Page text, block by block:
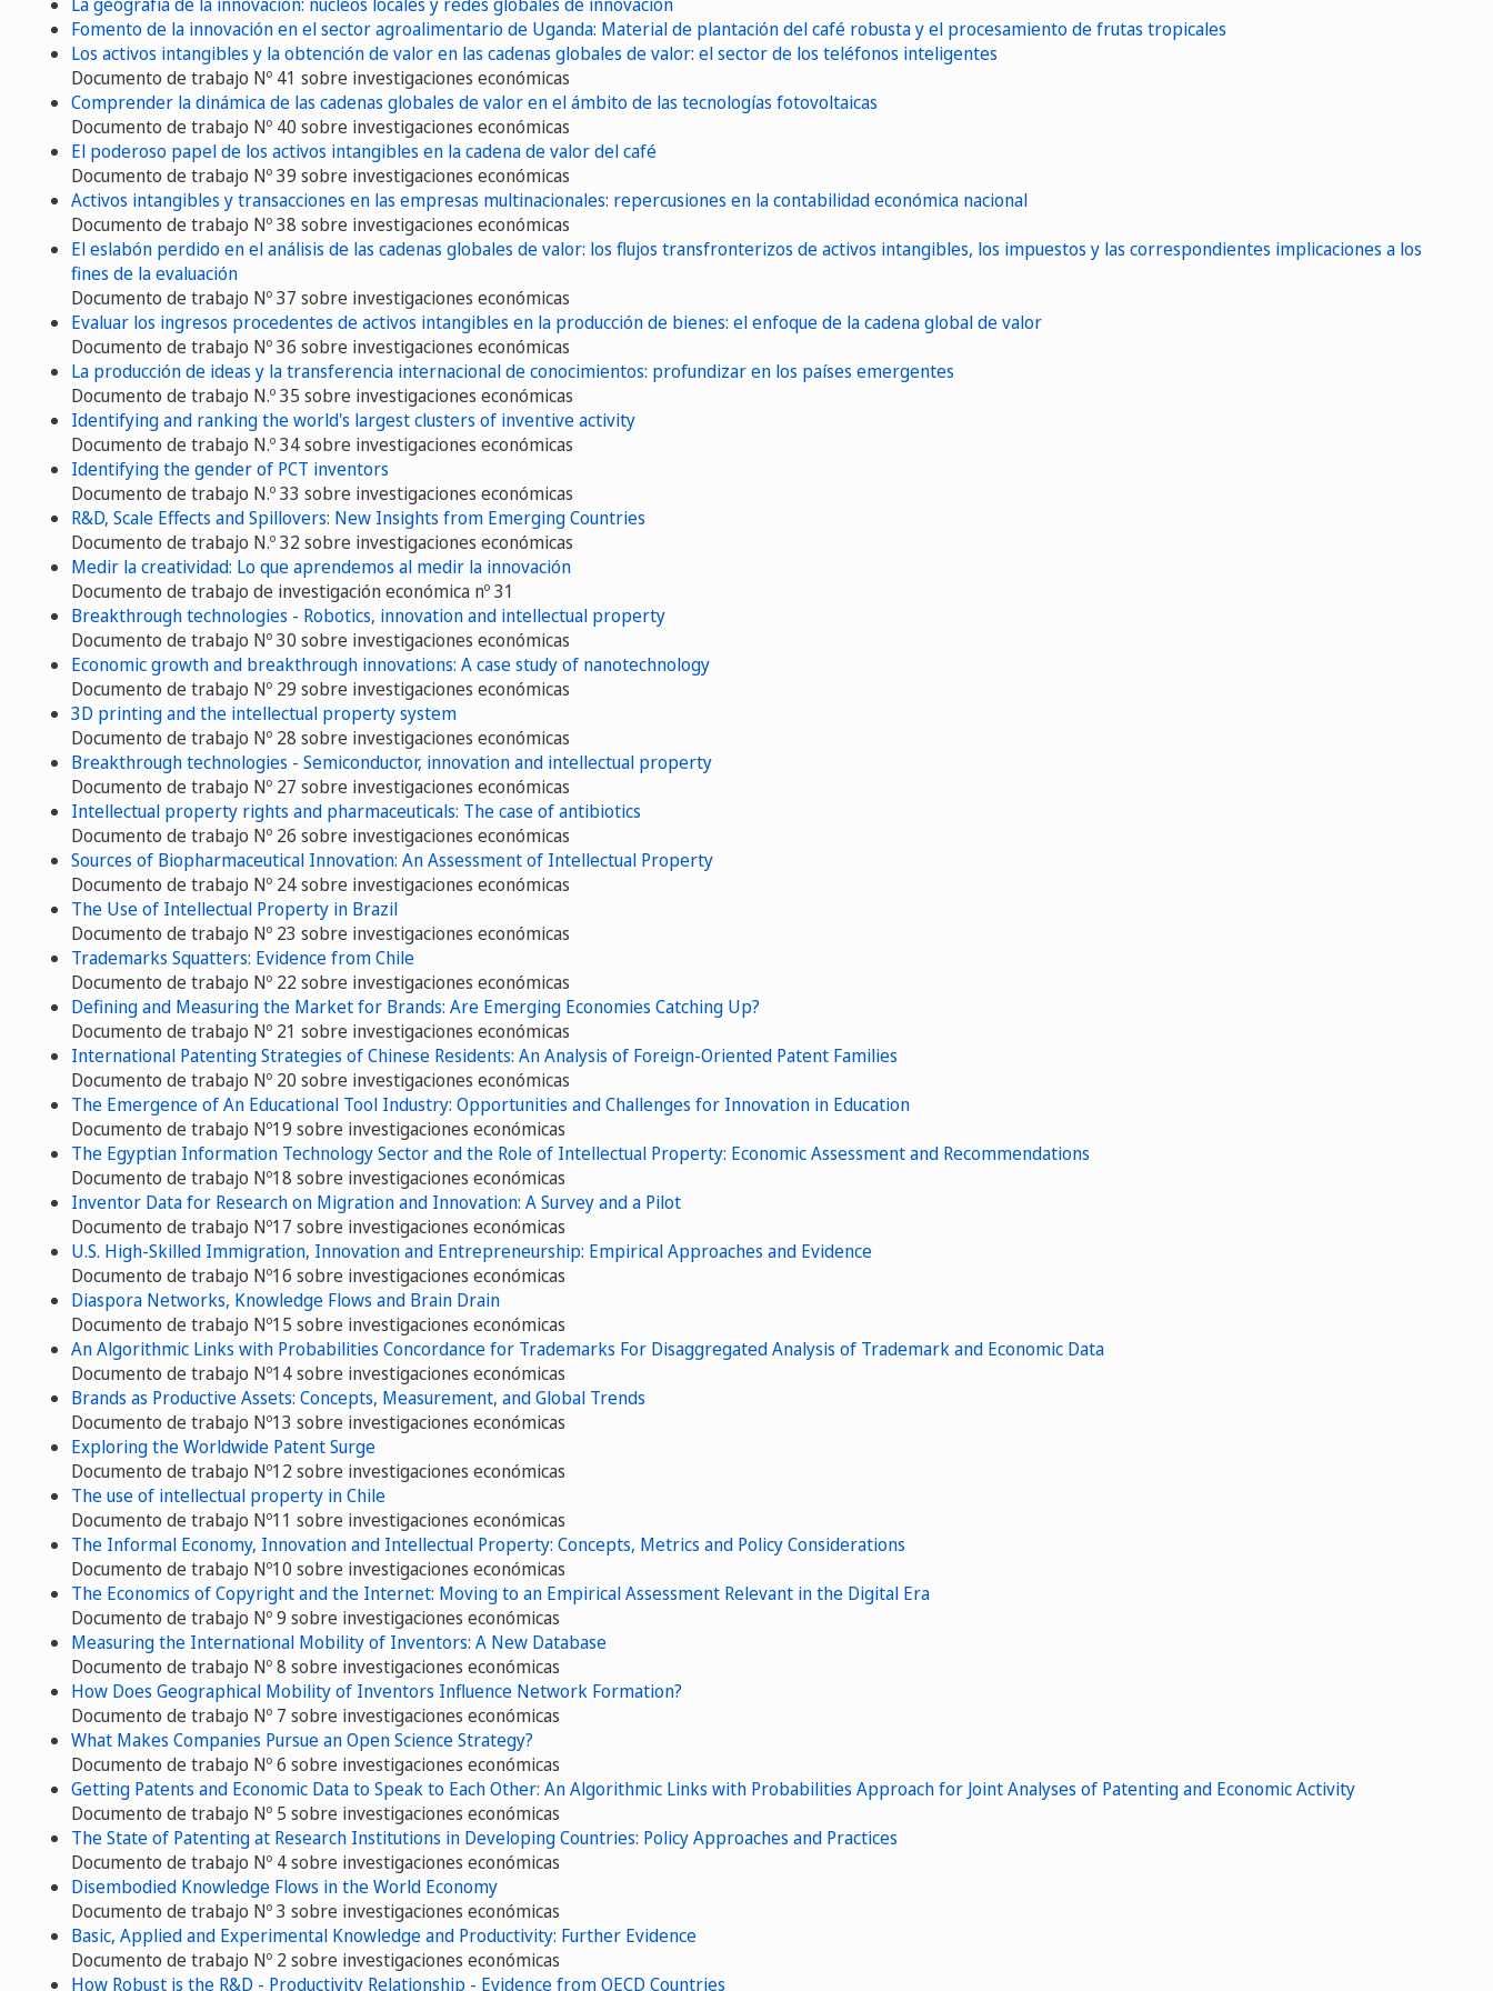
Fomento de la innovación en el sector agroalimentario de Uganda: Material de plantación del café robusta y el procesamiento de frutas tropicales
Los activos intangibles y la obtención de valor en las cadenas globales de valor: el sector de los teléfonos inteligentes
Documento de trabajo Nº 41 sobre investigaciones económicas
Comprender la dinámica de las cadenas globales de valor en el ámbito de las tecnologías fotovoltaicas
Documento de trabajo Nº 40 sobre investigaciones económicas
El poderoso papel de los activos intangibles en la cadena de valor del café
Documento de trabajo Nº 39 sobre investigaciones económicas
Activos intangibles y transacciones en las empresas multinacionales: repercusiones en la contabilidad económica nacional
Documento de trabajo Nº 38 sobre investigaciones económicas
El eslabón perdido en el análisis de las cadenas globales de valor: los flujos transfronterizos de activos intangibles, los impuestos y las correspondientes implicaciones a los
fines de la evaluación
Documento de trabajo Nº 37 sobre investigaciones económicas
Evaluar los ingresos procedentes de activos intangibles en la producción de bienes: el enfoque de la cadena global de valor
Documento de trabajo Nº 36 sobre investigaciones económicas
La producción de ideas y la transferencia internacional de conocimientos: profundizar en los países emergentes
Documento de trabajo N.º 35 sobre investigaciones económicas
Identifying and ranking the world's largest clusters of inventive activity
Documento de trabajo N.º 34 sobre investigaciones económicas
Identifying the gender of PCT inventors
Documento de trabajo N.º 33 sobre investigaciones económicas
R&D, Scale Effects and Spillovers: New Insights from Emerging Countries
Documento de trabajo N.º 32 sobre investigaciones económicas
Medir la creatividad: Lo que aprendemos al medir la innovación
Documento de trabajo de investigación económica nº 31
Breakthrough technologies - Robotics, innovation and intellectual property
Documento de trabajo Nº 30 sobre investigaciones económicas
Economic growth and breakthrough innovations: A case study of nanotechnology
Documento de trabajo Nº 29 sobre investigaciones económicas
3D printing and the intellectual property system
Documento de trabajo Nº 28 sobre investigaciones económicas
Breakthrough technologies - Semiconductor, innovation and intellectual property
Documento de trabajo Nº 27 sobre investigaciones económicas
Intellectual property rights and pharmaceuticals: The case of antibiotics
Documento de trabajo Nº 26 sobre investigaciones económicas
Sources of Biopharmaceutical Innovation: An Assessment of Intellectual Property
Documento de trabajo Nº 24 sobre investigaciones económicas
The Use of Intellectual Property in Brazil
Documento de trabajo Nº 23 sobre investigaciones económicas
Trademarks Squatters: Evidence from Chile
Documento de trabajo Nº 22 sobre investigaciones económicas
Defining and Measuring the Market for Brands: Are Emerging Economies Catching Up?
Documento de trabajo Nº 21 sobre investigaciones económicas
International Patenting Strategies of Chinese Residents: An Analysis of Foreign-Oriented Patent Families
Documento de trabajo Nº 20 sobre investigaciones económicas
The Emergence of An Educational Tool Industry: Opportunities and Challenges for Innovation in Education
Documento de trabajo Nº19 sobre investigaciones económicas
The Egyptian Information Technology Sector and the Role of Intellectual Property: Economic Assessment and Recommendations
Documento de trabajo Nº18 sobre investigaciones económicas
Inventor Data for Research on Migration and Innovation: A Survey and a Pilot
Documento de trabajo Nº17 sobre investigaciones económicas
U.S. High-Skilled Immigration, Innovation and Entrepreneurship: Empirical Approaches and Evidence
Documento de trabajo Nº16 sobre investigaciones económicas
Diaspora Networks, Knowledge Flows and Brain Drain
Documento de trabajo Nº15 sobre investigaciones económicas
An Algorithmic Links with Probabilities Concordance for Trademarks For Disaggregated Analysis of Trademark and Economic Data
Documento de trabajo Nº14 sobre investigaciones económicas
Brands as Productive Assets: Concepts, Measurement, and Global Trends
Documento de trabajo Nº13 sobre investigaciones económicas
Exploring the Worldwide Patent Surge
Documento de trabajo Nº12 sobre investigaciones económicas
The use of intellectual property in Chile
Documento de trabajo Nº11 sobre investigaciones económicas
The Informal Economy, Innovation and Intellectual Property: Concepts, Metrics and Policy Considerations
Documento de trabajo Nº10 sobre investigaciones económicas
The Economics of Copyright and the Internet: Moving to an Empirical Assessment Relevant in the Digital Era
Documento de trabajo Nº 9 sobre investigaciones económicas
Measuring the International Mobility of Inventors: A New Database
Documento de trabajo Nº 8 sobre investigaciones económicas
How Does Geographical Mobility of Inventors Influence Network Formation?
Documento de trabajo Nº 7 sobre investigaciones económicas
What Makes Companies Pursue an Open Science Strategy?
Documento de trabajo Nº 6 sobre investigaciones económicas
Getting Patents and Economic Data to Speak to Each Other: An Algorithmic Links with Probabilities Approach for Joint Analyses of Patenting and Economic Activity
Documento de trabajo Nº 5 sobre investigaciones económicas
The State of Patenting at Research Institutions in Developing Countries: Policy Approaches and Practices
Documento de trabajo Nº 4 sobre investigaciones económicas
Disembodied Knowledge Flows in the World Economy
Documento de trabajo Nº 3 sobre investigaciones económicas
Basic, Applied and Experimental Knowledge and Productivity: Further Evidence
Documento de trabajo Nº 2 sobre investigaciones económicas
How Robust is the R&D - Productivity Relationship - Evidence from OECD Countries